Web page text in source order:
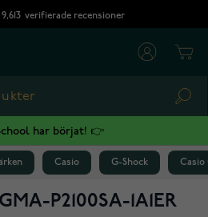
9,613 verifierade recensioner
har börjat! 👉
Casio G-Shock Casio
P2100SA-1A1ER